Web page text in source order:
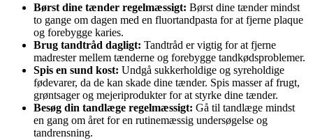
Børst dine tænder regelmæssigt: Børst dine tænder mindst
to gange om dagen med en fluortandpasta for at fjerne plaque
og forebygge karies.
Brug tandtråd dagligt: Tandtråd er vigtig for at fjerne
madrester mellem tænderne og forebygge tandkødsproblemer.
Spis en sund kost: Undgå sukkerholdige og syreholdige
fødevarer, da de kan skade dine tænder. Spis masser af frugt,
grøntsager og mejeriprodukter for at styrke dine tænder.
Besøg din tandlæge regelmæssigt: Gå til tandlæge mindst
en gang om året for en rutinemæssig undersøgelse og
tandrensning.